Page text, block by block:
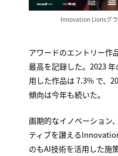
Innovation Lionsグラ
アワードのエントリー作
最高を記録した。2023
用した作品は 7.3% で、
傾向は今年も続いた。
画期的なイノベーション
ティブを讃える
のもAI技術を活用した施